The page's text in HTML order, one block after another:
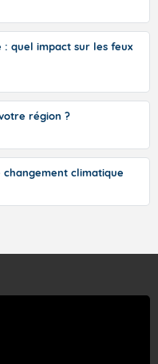
: quel impact sur les feux
région ?
changement climatique